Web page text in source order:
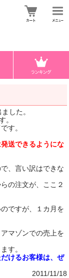
した。
。
す。
送できるようにな
、言い訳はできな
の注文が、ここ２
ですが、１カ月を
マゾンでの売上を
す。
けるお客様は、ぜ
2011/11/18